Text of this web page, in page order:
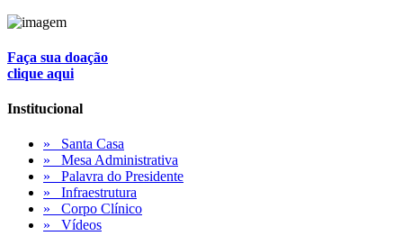
Faça sua doação
clique aqui
Institucional
» Santa Casa
» Mesa Administrativa
» Palavra do Presidente
» Infraestrutura
» Corpo Clínico
» Vídeos